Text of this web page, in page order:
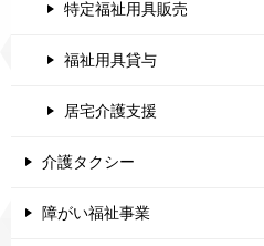
特定福祉用具販売
福祉用具貸与
居宅介護支援
介護タクシー
障がい福祉事業